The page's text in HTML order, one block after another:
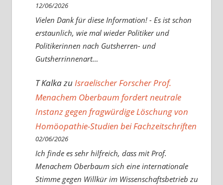
12/06/2026
Vielen Dank für diese Information! - Es ist schon
erstaunlich, wie mal wieder Politiker und
Politikerinnen nach Gutsherren- und
Gutsherrinnenart…
T KalkazuIsraelischer Forscher Prof.
Menachem Oberbaum fordert neutrale
Instanz gegen fragwürdige Löschung von
Homöopathie-Studien bei Fachzeitschriften
02/06/2026
Ich finde es sehr hilfreich, dass mit Prof.
Menachem Oberbaum sich eine internationale
Stimme gegen Willkür im Wissenschaftsbetrieb zu